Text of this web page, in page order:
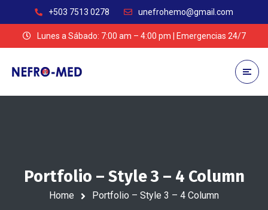
+503 7513 0278 unefrohemo@gmail.com
Lunes a Sábado: 7:00 am – 4:00 pm | Emergencias 24/7
Portfolio – Style 3 – 4 Column
Home Portfolio – Style 3 – 4 Column